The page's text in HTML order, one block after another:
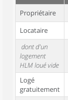
Propriétaire
Locataire
dont d'un
logement
HLM loué vide
Logé
gratuitement